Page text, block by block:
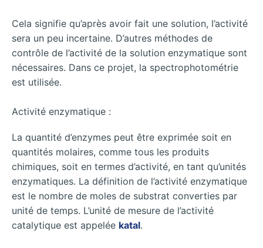
Cela signifie qu’après avoir fait une solution, l’activité
sera un peu incertaine. D’autres méthodes de
contrôle de l’activité de la solution enzymatique sont
nécessaires. Dans ce projet, la spectrophotométrie
est utilisée.
Activité enzymatique :
La quantité d’enzymes peut être exprimée soit en
quantités molaires, comme tous les produits
chimiques, soit en termes d’activité, en tant qu’unités
enzymatiques. La définition de l’activité enzymatique
est le nombre de moles de substrat converties par
unité de temps. L’unité de mesure de l’activité
catalytique est appelée katal.